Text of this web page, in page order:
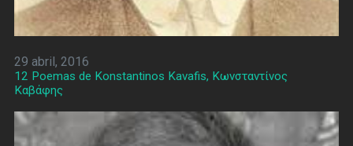
29 abril, 2016
12 Poemas de Konstantinos Kavafis, Κωνσταντίνος
Καβάφης